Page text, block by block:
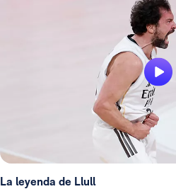
La leyenda de Llull